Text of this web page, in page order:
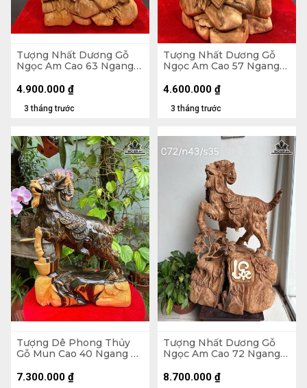
Tượng Nhất Dương Gỗ
Ngọc Am Cao 63 Ngang
3 tháng trước
4.900.000 ₫
Tượng Nhất Dương Gỗ
Ngọc Am Cao 57 Ngang
3 tháng trước
4.600.000 ₫
Tượng Dê Phong Thủy
Gỗ Mun Cao 40 Ngang 29
7.300.000 ₫
Tượng Nhất Dương Gỗ
Ngọc Am Cao 72 Ngang
8.700.000 ₫